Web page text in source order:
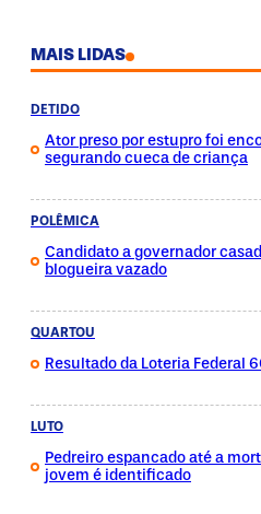
MAIS LIDAS
DETIDO
Ator preso por estupro foi
segurando cueca de criança
POLÊMICA
Candidato a governador
blogueira vazado
QUARTOU
Resultado da Loteria Federal
LUTO
Pedreiro espancado até a
jovem é identificado